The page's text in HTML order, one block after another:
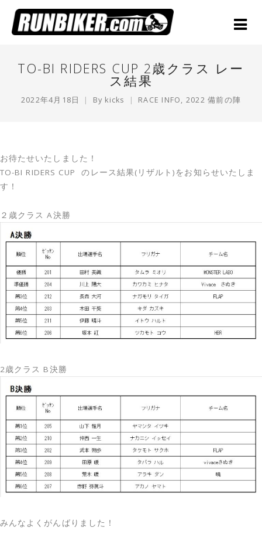
TO-BI RIDERS CUP 2歳クラス レー
ス結果
2022年4月18日 By kicks RACE INFO, 2022 備前の陣
お待たせいたしました！
TO-BI RIDERS CUP のレース結果(リザルト)をお知らせいたしま
す！
２歳クラス A決勝
2歳クラス B決勝
みんなよくがんばりました！